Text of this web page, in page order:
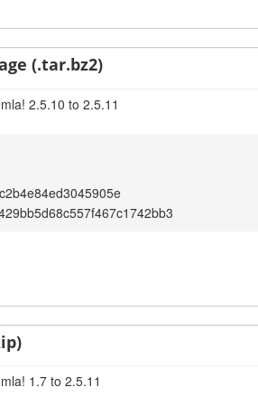
(.tar.bz2)
2.5.10 to 2.5.11
1.7 to 2.5.11